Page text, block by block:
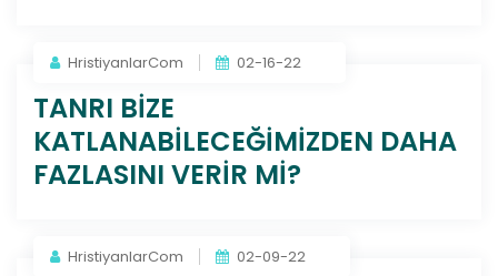
HristiyanlarCom 02-16-22
TANRI BİZE
KATLANABİLECEĞİMİZDEN DAHA
FAZLASINI VERİR Mİ?
HristiyanlarCom 02-09-22